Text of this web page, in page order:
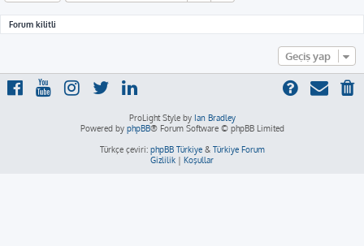
Forum kilitli
Geçiş yap
ProLight Style by Ian Bradley
Powered by phpBB® Forum Software © phpBB Limited
Türkçe çeviri: phpBB Türkiye& Türkiye Forum
Gizlilik | Koşullar